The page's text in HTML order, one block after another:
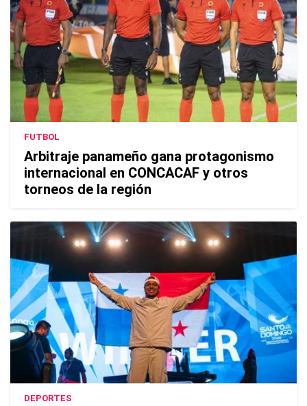
FUTBOL
Arbitraje panameño gana protagonismo
internacional en CONCACAF y otros
torneos de la región
DEPORTES